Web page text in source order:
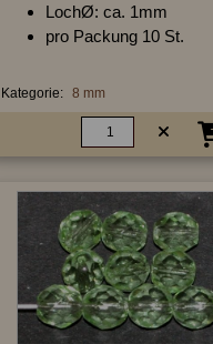
LochØ: ca. 1mm
pro Packung 10 St.
Kategorie: 8 mm